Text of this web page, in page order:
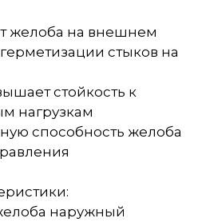
желоба на внешнем
стыков на
стойкость к
нагрузкам
способность желоба
наружный